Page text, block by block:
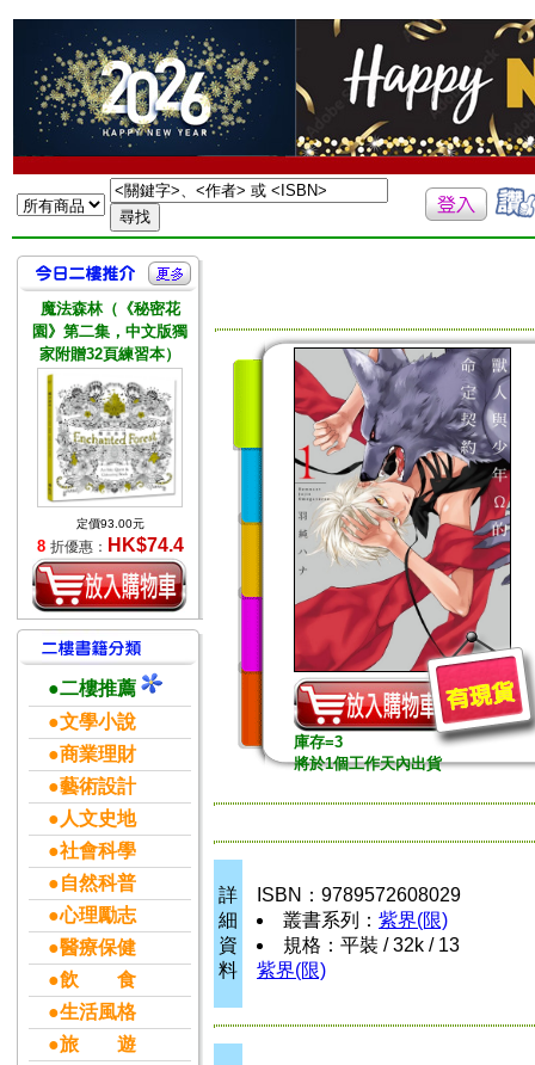
魔法森林（《秘密花
園》第二集，中文版獨
家附贈32頁練習本）
定價93.00元
8 折優惠： HK$74.4
●二樓推薦
●文學小說
●商業理財
●藝術設計
●人文史地
●社會科學
●自然科普
●心理勵志
●醫療保健
●飲 食
●生活風格
●旅 遊
庫存=3
將於1個工作天內出貨
詳
細
資
料
ISBN：9789572608029
叢書系列： 紫界(限)
規格：平裝 / 32k / 13
紫界(限)